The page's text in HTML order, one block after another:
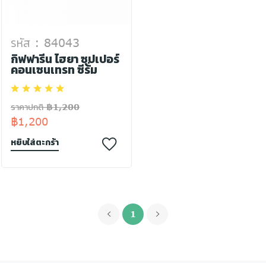
รหัส : 84043
กิฟฟารีน ไฮยา ซุปเปอร์
คอนเซนเทรท ซีรั่ม
ราคาปกติ ฿1,200
฿1,200
หยิบใส่ตะกร้า
1